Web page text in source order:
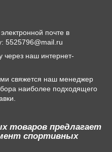
почте в
5525796@mail.ru
через наш интернет-
свяжется наш менеджер
наиболее подходящего
товаров предлагает
спортивных